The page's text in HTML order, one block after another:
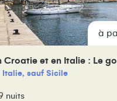
à
Croatie et en Italie : Le
Italie, sauf Sicile
nuits